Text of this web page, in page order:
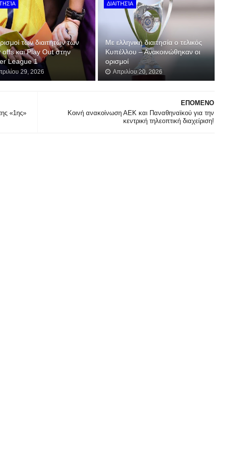
των διαιτητών των
offs και Play Out στην
League 1
29, 2026
ΔΙΑΙΤΗΣΊΑ
Με ελληνική διαιτησία ο τελικός
Κυπέλλου – Ανακοινώθηκαν οι
ορισμοί
Απριλίου 20, 2026
ΕΠΟΜΕΝΟ
Κοινή ανακοίνωση ΑΕΚ και Παναθηναϊκού για την
κεντρική τηλεοπτική διαχείριση!
«1ης»